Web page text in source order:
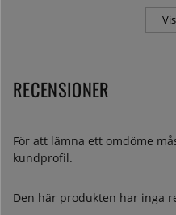
RECENSIONER
För att lämna ett omdöme
kundprofil.
Den här produkten har inga